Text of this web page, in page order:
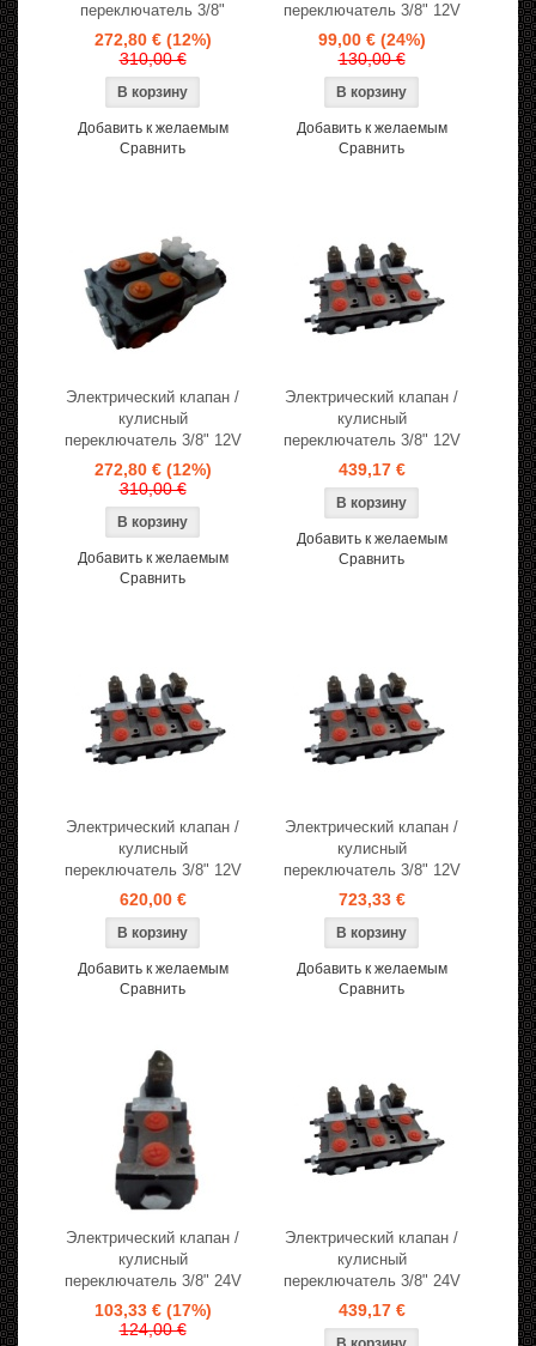
переключатель 3/8"
272,80 € (12%)
310,00 €
Добавить к желаемым
Сравнить
переключатель 3/8" 12V
99,00 € (24%)
130,00 €
Добавить к желаемым
Сравнить
Электрический клапан /
кулисный
переключатель 3/8" 12V
272,80 € (12%)
310,00 €
Добавить к желаемым
Сравнить
Электрический клапан /
кулисный
переключатель 3/8" 12V
439,17 €
Добавить к желаемым
Сравнить
Электрический клапан /
кулисный
переключатель 3/8" 12V
620,00 €
Добавить к желаемым
Сравнить
Электрический клапан /
кулисный
переключатель 3/8" 12V
723,33 €
Добавить к желаемым
Сравнить
Электрический клапан /
кулисный
переключатель 3/8" 24V
103,33 € (17%)
124,00 €
Электрический клапан /
кулисный
переключатель 3/8" 24V
439,17 €